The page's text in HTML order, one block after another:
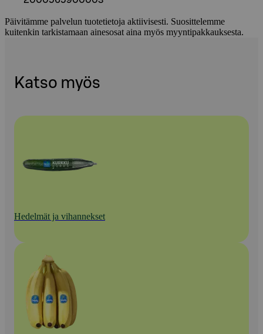
Päivitämme palvelun tuotetietoja aktiivisesti. Suosittelemme
kuitenkin tarkistamaan ainesosat aina myös myyntipakkauksesta.
Katso myös
Hedelmät ja vihannekset